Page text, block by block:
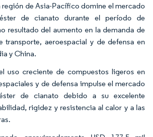
región de Asia-Pacífico domine el mercado
de cianato durante el período de
resultado del aumento en la demanda de
transporte, aeroespacial y de defensa en
y China.
uso creciente de compuestos ligeros en
y de defensa impulse el mercado
de cianato debido a su excelente
rigidez y resistencia al calor y a las